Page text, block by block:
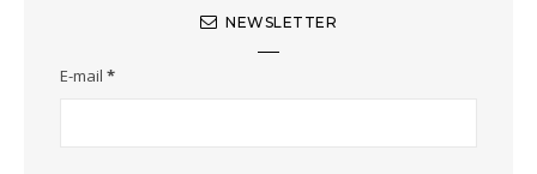
NEWSLETTER
E-mail *